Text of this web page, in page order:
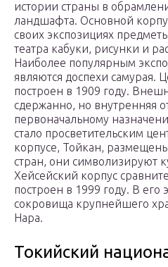
истории страны в
ландшафта. Основной
своих экспозициях
театра кабуки, рисунки и
Наиболее популярным
являются доспехи самурая.
построен в 1909 году.
сдержанно, но внутренняя
первоначальному
стало просветительским
корпусе, Тойкан,
стран, они символизируют
Хейсейский корпус
построен в 1999 году. В
сокровища крупнейшего
Нара.
Токийский